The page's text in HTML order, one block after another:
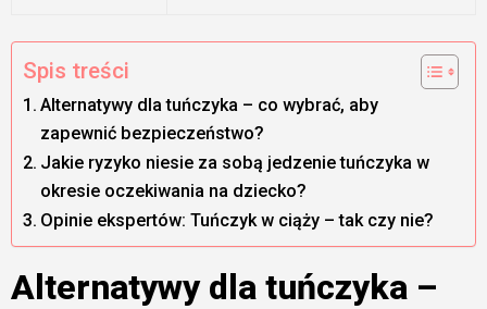
Spis treści
Alternatywy dla tuńczyka – co wybrać, aby
zapewnić bezpieczeństwo?
Jakie ryzyko niesie za sobą jedzenie tuńczyka w
okresie oczekiwania na dziecko?
Opinie ekspertów: Tuńczyk w ciąży – tak czy nie?
Alternatywy dla tuńczyka –